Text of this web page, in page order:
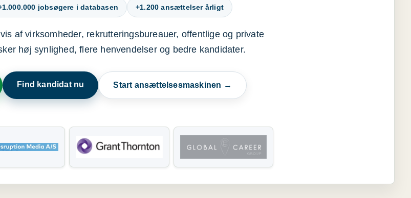
jobsøgere i databasen +1.200 ansættelser årligt
af virksomheder, rekrutteringsbureauer, offentlige og private
høj synlighed, flere henvendelser og bedre kandidater.
Find kandidat nu Start ansættelsesmaskinen →